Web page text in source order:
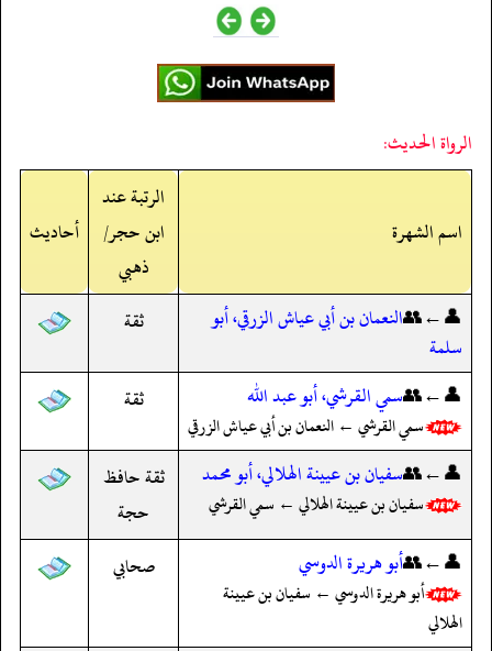
الرواة الحديث:
اسم الشهرة
الرتبة عند
ابن حجر/
ذهبي
أحاديث
👤←👥النعمان بن أبي عياش الزرقي، أبو
سلمة
ثقة
👤←👥سمي القرشي، أبو عبد الله
سمي القرشي ← النعمان بن أبي عياش الزرقي
ثقة
👤←👥سفيان بن عيينة الهلالي، أبو محمد
سفيان بن عيينة الهلالي ← سمي القرشي
ثقة حافظ
حجة
👤←👥أبو هريرة الدوسي
أبو هريرة الدوسي ← سفيان بن عيينة
الهلالي
صحابي